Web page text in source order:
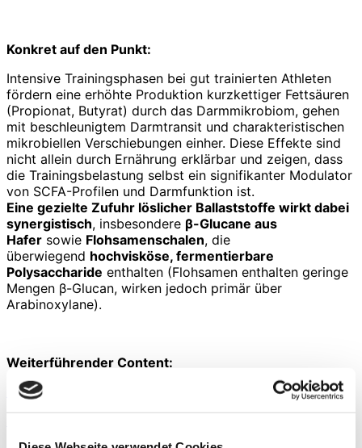
Konkret auf den Punkt:
Intensive Trainingsphasen bei gut trainierten Athleten
fördern eine erhöhte Produktion kurzkettiger Fettsäuren
(Propionat, Butyrat) durch das Darmmikrobiom, gehen
mit beschleunigtem Darmtransit und charakteristischen
mikrobiellen Verschiebungen einher. Diese Effekte sind
nicht allein durch Ernährung erklärbar und zeigen, dass
die Trainingsbelastung selbst ein signifikanter Modulator
von SCFA-Profilen und Darmfunktion ist.
Eine gezielte Zufuhr löslicher Ballaststoffe wirkt dabei
synergistisch, insbesondere β-Glucane aus
Hafer sowie Flohsamenschalen, die
überwiegend hochvisköse, fermentierbare
Polysaccharide enthalten (Flohsamen enthalten geringe
Mengen β-Glucan, wirken jedoch primär über
Arabinoxylane).
Weiterführender Content:
Hafer und Herzgesundheit